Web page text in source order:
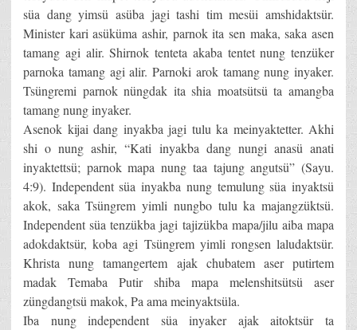
süa dang yimsü asüba jagi tashi tim mesüi amshidaktsür.
Minister kari asüküma ashir, parnok ita sen maka, saka asen
tamang agi alir. Shirnok tenteta akaba tentet nung tenzüker
parnoka tamang agi alir. Parnoki arok tamang nung inyaker.
Tsüngremi parnok nüngdak ita shia moatsütsü ta amangba
tamang nung inyaker.
Asenok kijai dang inyakba jagi tulu ka meinyaktetter. Akhi
shi o nung ashir, “Kati inyakba dang nungi anasü anati
inyaktettsü; parnok mapa nung taa tajung angutsü” (Sayu.
4:9). Independent süa inyakba nung temulung süa inyaktsü
akok, saka Tsüngrem yimli nungbo tulu ka majangzüktsü.
Independent süa tenzükba jagi tajizükba mapa/jilu aiba mapa
adokdaktsür, koba agi Tsüngrem yimli rongsen laludaktsür.
Khrista nung tamangertem ajak chubatem aser putirtem
madak Temaba Putir shiba mapa melenshitsütsü aser
züngdangtsü makok, Pa ama meinyaktsüla.
Iba nung independent süa inyaker ajak aitoktsür ta